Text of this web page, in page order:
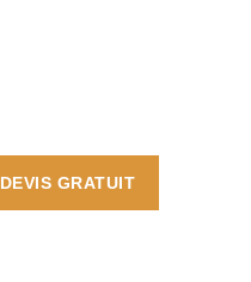
DEVIS GRATUIT